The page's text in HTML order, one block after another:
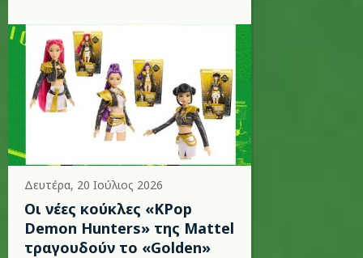
Δευτέρα, 20 Ιούλιος 2026
Οι νέες κούκλες «KPop
Demon Hunters» της Mattel
τραγουδούν το «Golden»